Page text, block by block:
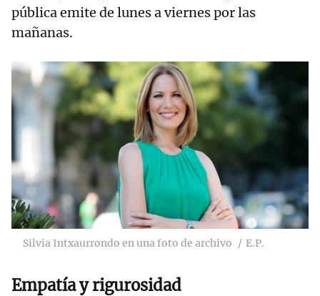
pública emite de lunes a viernes por las
mañanas.
Silvia Intxaurrondo en una foto de archivo E.P.
Empatía y rigurosidad